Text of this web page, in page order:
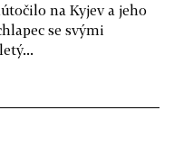
na Kyjev a jeho
se svými